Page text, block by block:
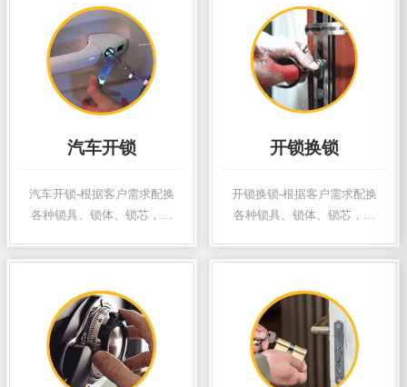
汽车开锁
汽车开锁-根据客户需求配换
各种锁具、锁体、锁芯，配
开锁换锁
开锁换锁-根据客户需求配换
各种锁具、锁体、锁芯，配